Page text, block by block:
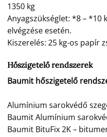
1350 kg
Anyagszükséglet: *8 – *10
elvégzése esetén.
Kiszerelés: 25 kg-os papír
Hőszigetelő rendszerek
Baumit hőszigetelő
Alumínium sarokvédő
Baumit Alumínium
Baumit BituFix 2K –